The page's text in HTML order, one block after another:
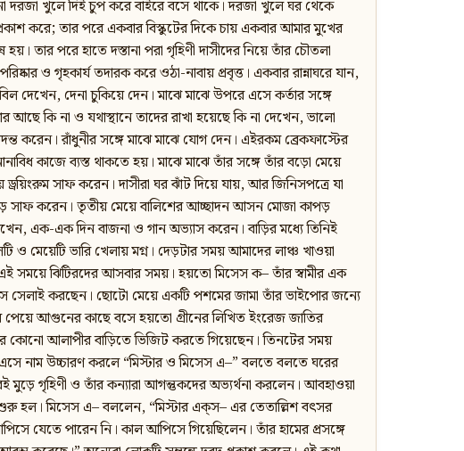
দরজা খুলে দিই চুপ করে বাইরে বসে থাকে। দরজা খুলে ঘর থেকে
করে; তার পরে একবার বিস্কুটের দিকে চায় একবার আমার মুখের
তার পরে হাতে দস্তানা পরা গৃহিণী দাসীদের নিয়ে তাঁর চৌতলা
ও গৃহকার্য তদারক করে ওঠা-নাবায় প্রবৃত্ত। একবার রান্নাঘরে যান,
দেনা চুকিয়ে দেন। মাঝে মাঝে উপরে এসে কর্তার সঙ্গে
আছে কি না ও যথাস্থানে তাদের রাখা হয়েছে কি না দেখেন, ভালো
করেন। রাঁধুনীর সঙ্গে মাঝে মাঝে যোগ দেন। এইরকম ব্রেকফাস্টের
কাজে ব্যস্ত থাকতে হয়। মাঝে মাঝে তাঁর সঙ্গে তাঁর বড়ো মেয়ে
সাফ করেন। দাসীরা ঘর ঝাঁট দিয়ে যায়, আর জিনিসপত্রে যা
সাফ করেন। তৃতীয় মেয়ে বালিশের আচ্ছাদন আসন মোজা কাপড়
এক-এক দিন বাজনা ও গান অভ্যাস করেন। বাড়ির মধ্যে তিনিই
মেয়েটি ভারি খেলায় মগ্ন। দেড়টার সময় আমাদের লাঞ্চ খাওয়া
সময়ে ঝিটিরদের আসবার সময়। হয়তো মিসেস ক– তাঁর স্বামীর এক
সেলাই করছেন। ছোটো মেয়ে একটি পশমের জামা তাঁর ভাইপোর জন্যে
আগুনের কাছে বসে হয়তো গ্রীনের লিখিত ইংরেজ জাতির
আলাপীর বাড়িতে ভিজিট করতে গিয়েছেন। তিনটের সময়
নাম উচ্চারণ করলে “মিস্টার ও মিসেস এ–” বলতে বলতে ঘরের
মুড়ে গৃহিণী ও তাঁর কন্যারা আগন্তুকদের অভ্যর্থনা করলেন। আবহাওয়া
হল। মিসেস এ– বললেন, “মিস্টার এক্‌স– এর তেতাল্লিশ বৎসর
যেতে পারেন নি। কাল আপিসে গিয়েছিলেন। তাঁর হামের প্রসঙ্গে